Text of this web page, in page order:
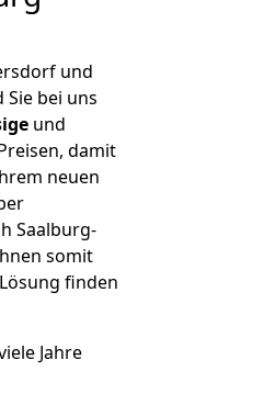
und
Sie bei uns
und
damit
neuen
Saalburg-
somit
finden
Jahre